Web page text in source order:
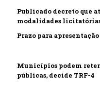
Publicado decreto que
modalidades
Prazo para
Municípios podem reter
públicas, decide TRF-4